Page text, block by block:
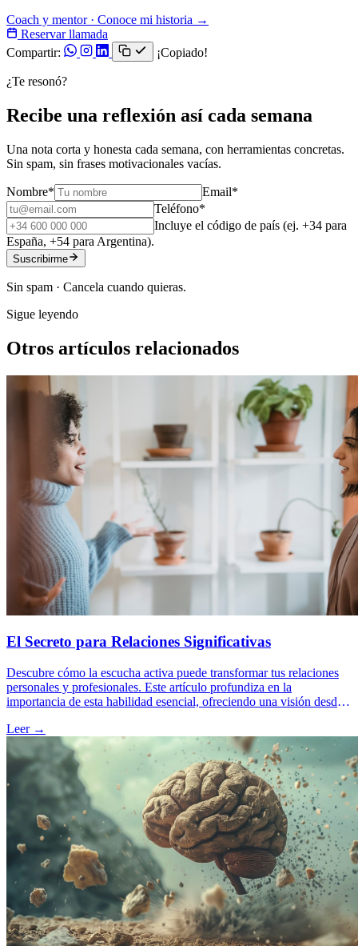
Coach y mentor · Conoce mi historia →
Reservar llamada
Compartir:
¡Copiado!
¿Te resonó?
Recibe una reflexión así cada semana
Una nota corta y honesta cada semana, con herramientas concretas.
Sin spam, sin frases motivacionales vacías.
Nombre* Email*
Teléfono*
Incluye el código de país (ej. +34 para
España, +54 para Argentina).
Suscribirme
Sin spam · Cancela cuando quieras.
Sigue leyendo
Otros artículos relacionados
El Secreto para Relaciones Significativas
Descubre cómo la escucha activa puede transformar tus relaciones
personales y profesionales. Este artículo profundiza en la
importancia de esta habilidad esencial, ofreciendo una visión desde
fortalecer la empatía, la conexión y la confianza.
Leer →